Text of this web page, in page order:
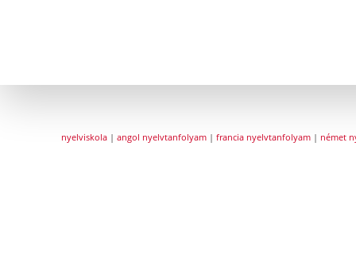
nyelviskola | angol nyelvtanfolyam | francia nyelvtanfolyam | német